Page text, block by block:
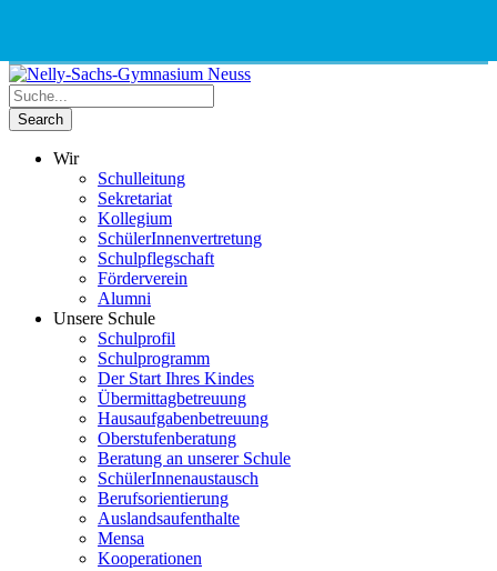
Wir
Schulleitung
Sekretariat
Kollegium
SchülerInnenvertretung
Schulpflegschaft
Förderverein
Alumni
Unsere Schule
Schulprofil
Schulprogramm
Der Start Ihres Kindes
Übermittagbetreuung
Hausaufgabenbetreuung
Oberstufenberatung
Beratung an unserer Schule
SchülerInnenaustausch
Berufsorientierung
Auslandsaufenthalte
Mensa
Kooperationen
Number
for
calling
Address
Maps